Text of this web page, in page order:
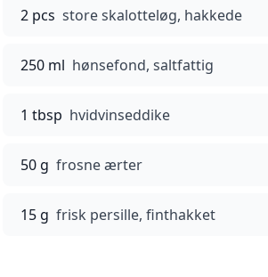
2 pcs store skalotteløg, hakkede
250 ml hønsefond, saltfattig
1 tbsp hvidvinseddike
50 g frosne ærter
15 g frisk persille, finthakket